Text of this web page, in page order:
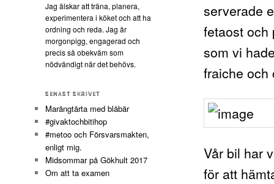
serverade
fetaost
som vi
fraiche och
Vår bil har
för att
Jag älskar att träna, planera,
experimentera i köket och att ha
ordning och reda. Jag är
morgonpigg, engagerad och
precis så obekväm som
nödvändigt när det behövs.
SENAST SKRIVET
Marängtårta med blåbär
#givaktochbitihop
#metoo och Försvarsmakten,
enligt mig.
Midsommar på Gökhult 2017
Om att ta examen